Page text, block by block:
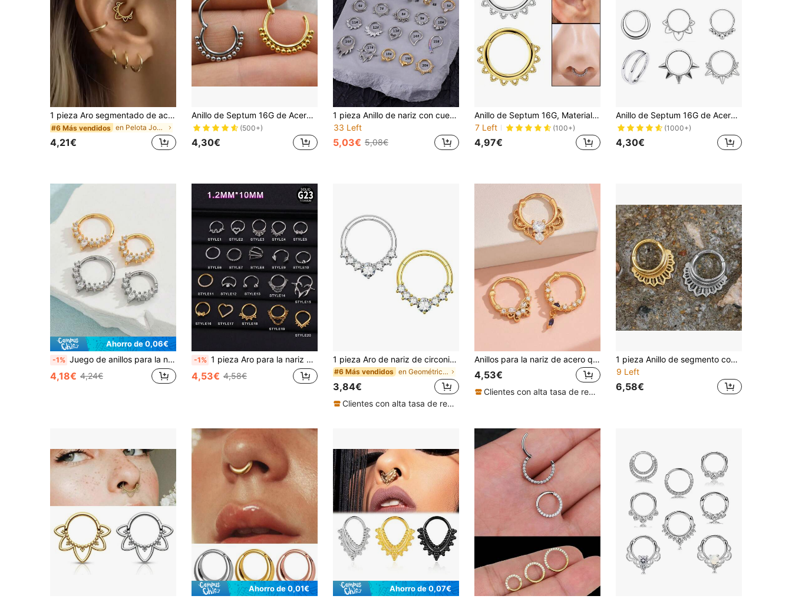
1 pieza Aro segmentado de acero inoxidable 316L de 16G, joyería hipoalergénica para perforaciones, disponible en oro y plata, apto para diversos tipos de perforaciones como aro de nariz, aro de cartílago, aro de daith, aro de hélix, etc. Apto para uso diario.
#6 Más vendidos en Pelota Joyas corporales para mujeres
4,21€
Anillo de Septum 16G de Acero Inoxidable 316L Joyería de Piercing Corporal Adecuado para Septum/Nariz/Cartílago de Oreja Pendientes Unisex
(500+)
4,30€
1 pieza Anillo de nariz con cuernos de cornamenta en estilo grunge punk de titanio hipoalergénico, segmento sin costuras, joyería de septo con corona de arco, aro de nariz de ópalos de 8 mm, aro de septo en forma de herradura, pendientes de triple triángulo para daith, hélix. Joyería de septo, hélix, rook, trago, daith y cartílago, regalo de Navidad para mujeres y niñas, joyería corporal para fiestas, citas y uso diario
33 Left
5,03€ 5,08€
Anillo de Septum 16G, Material de Acero Inoxidable 316L Hipoalergénico, Adecuado para Septum/Puente de la Nariz/Cartílago, Unisex
7 Left
(100+)
4,97€
Anillo de Septum 16G de Acero Inoxidable 316L, Joyería de Piercing Corporal Adecuada para Septum/Nariz/Lóbulo de la Oreja - Pendiente de Cartílago de Acero Inoxidable Unisex
(1000+)
4,30€
Ahorro de 0,06€
-1% Juego de anillos para la nariz de acero inoxidable de una sola pieza en plata y oro, pendientes para la nariz de mujer, joyería de aro septal, joyería de piercing de nariz, accesorio de anillo para la nariz colgante, joyería corporal de mujer, joyería de piercing de nariz.
4,18€ 4,24€
-1% 1 pieza Aro para la nariz en forma de corazón con aspecto de cuernos de estilo Y2K, de titanio, hipoalergénico, segmento sin costura, con cadena y lazo, para usar en septum, hélix, rook, tragus, daith y cartílago. Ideal como regalo de Navidad o para uso diario, fiestas y citas.
4,53€ 4,58€
1 pieza Aro de nariz de circonita cúbica, joyería de perforación de nariz de óxido de circonio ZC, aro de septum de nariz de acero quirúrgico 316L hipoalergénico plateado (para mujeres), pendiente de cartílago de oreja con bisagra de 18G, aro de nariz para mujeres, perforación de nariz, joyería de septum de nariz, perforación falsa, pendiente de nariz, perforación falsa, aro de nariz, nariz perforada
#6 Más vendidos en Geométrico Joyas corporales para mujeres
3,84€
Clientes con alta tasa de repetición
Anillos para la nariz de acero quirúrgico 316L hipoalergénico - Aros de presión de 16G con diseños de mariposa y CZ para perforaciones de cartílago/daith | Juego de joyas para el Body unisex (plata/chapado en oro de 18K), anillos para la nariz para mujeres, perforación de la nariz, joyas para el septum, perforaciones falsas, pendientes para la nariz, perforación falsa
4,53€
Clientes con alta tasa de repetición
1 pieza Anillo de segmento con bisagra Aro de nariz de acero inoxidable Joyería de piercing de labio, septum Aro de cartílago de oreja Aro de hélice
9 Left
6,58€
Ahorro de 0,01€ Ahorro de 0,07€